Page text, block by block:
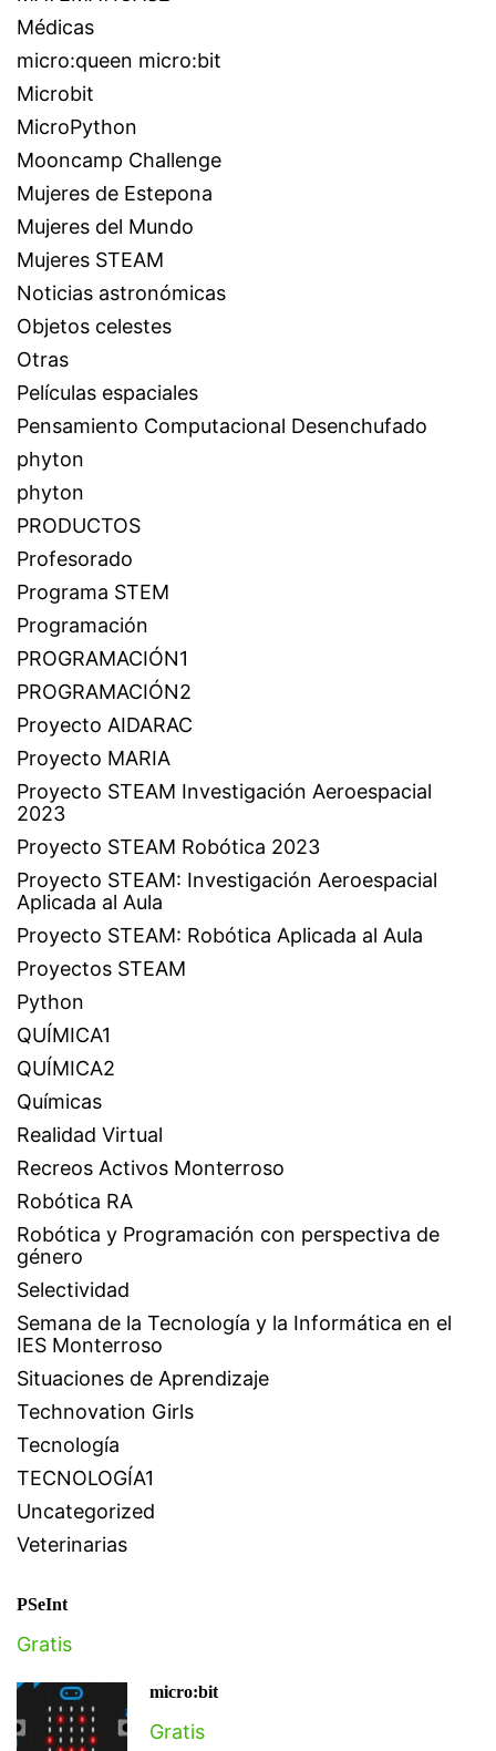
Médicas
micro:queen micro:bit
Microbit
MicroPython
Mooncamp Challenge
Mujeres de Estepona
Mujeres del Mundo
Mujeres STEAM
Noticias astronómicas
Objetos celestes
Otras
Películas espaciales
Pensamiento Computacional Desenchufado
phyton
phyton
PRODUCTOS
Profesorado
Programa STEM
Programación
PROGRAMACIÓN1
PROGRAMACIÓN2
Proyecto AIDARAC
Proyecto MARIA
Proyecto STEAM Investigación Aeroespacial
2023
Proyecto STEAM Robótica 2023
Proyecto STEAM: Investigación Aeroespacial
Aplicada al Aula
Proyecto STEAM: Robótica Aplicada al Aula
Proyectos STEAM
Python
QUÍMICA1
QUÍMICA2
Químicas
Realidad Virtual
Recreos Activos Monterroso
Robótica RA
Robótica y Programación con perspectiva de
género
Selectividad
Semana de la Tecnología y la Informática en el
IES Monterroso
Situaciones de Aprendizaje
Technovation Girls
Tecnología
TECNOLOGÍA1
Uncategorized
Veterinarias
PSeInt
Gratis
micro:bit
Gratis